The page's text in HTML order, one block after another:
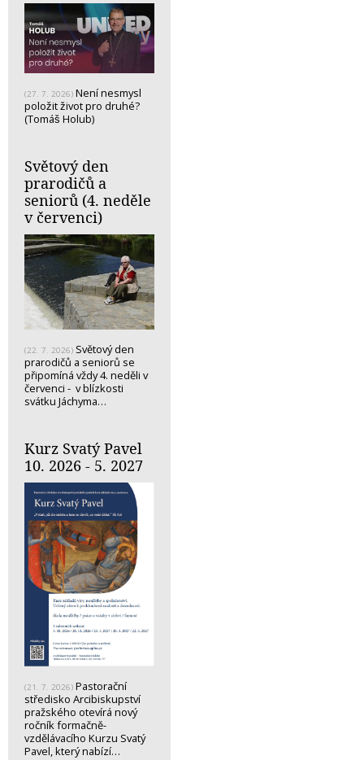
(27. 7. 2026) Není nesmysl
položit život pro druhé?
(Tomáš Holub)
Světový den
prarodičů a
seniorů (4. neděle
v červenci)
(22. 7. 2026) Světový den
prarodičů a seniorů se
připomíná vždy 4. neděli v
červenci - v blízkosti
svátku Jáchyma…
Kurz Svatý Pavel
10. 2026 - 5. 2027
(21. 7. 2026) Pastorační
středisko Arcibiskupství
pražského otevírá nový
ročník formačně-
vzdělávacího Kurzu Svatý
Pavel, který nabízí…